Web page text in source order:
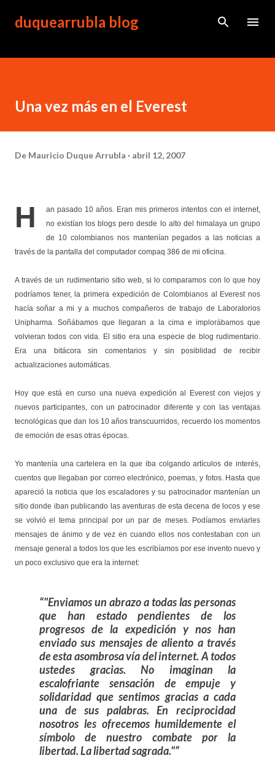
Ir al contenido principal
duquearrubla blog
Una vez más en el Everest
De Mauricio Duque Arrubla abril 12, 2007
H
an pasado 10 años. Eran mis primeros intentos con el internet,
no existían los blogs pero desde lo alto del himalaya un grupo
de 10 colombianos nos mantenían pegados a las noticias a
través de la pantalla del computador compaq 386 de mi oficina.
A través de un rudimentario sitio web, si lo comparamos con lo que hoy
podríamos tener, la primera expedición de Colombianos al Everest nos
hacía soñar a mi y a muchos compañeros de trabajo de Laboratorios
Unipharma. Soñábamos que llegaran a la cima e implorábamos que
volvieran todos con vida. El sitio era una especie de blog rudimentario.
Era una bitácora sin comentarios y sin posiblidad de recibir
actualizaciones automáticas.
Hoy que está en curso una nueva expedición al Everest con viejos y
nuevos participantes, con un patrocinador diferente y con las ventajas
tecnológicas que dan los 10 años transcuurridos, recuerdo los momentos
de emoción de esas otras épocas.
Yo mantenía una cartelera en la que iba colgando artículos de interés,
cuentos que llegaban por correo electrónico, poemas, y fotos. Hasta que
apareció la noticia que los escaladores y su patrocinador mantenían un
sitio donde iban publicando las aventuras de esta decena de locos y ese
se volvió el tema principal por un par de meses. Podíamos enviarles
mensajes de ánimo y de vez en cuando ellos nos contestaban con un
mensaje general a todos los que les escribíamos por ese invento nuevo y
un poco exclusivo que era la internet:
"Enviamos un abrazo a todas las personas
que han estado pendientes de los
progresos de la expedición y nos han
enviado sus mensajes de aliento a través
de esta asombrosa vía del internet. A todos
ustedes gracias. No imaginan la
escalofriante sensación de empuje y
solidaridad que sentimos gracias a cada
una de sus palabras. En reciprocidad
nosotros les ofrecemos humildemente el
símbolo de nuestro combate por la
libertad. La libertad sagrada."